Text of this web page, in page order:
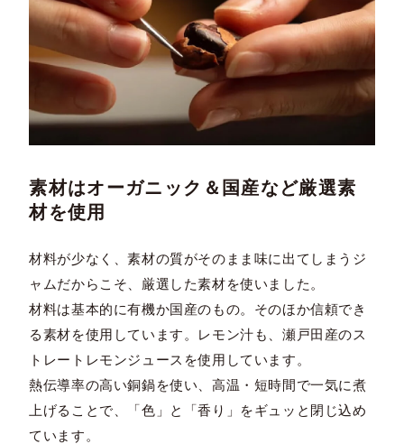
素材はオーガニック＆国産など厳選素
材を使用
材料が少なく、素材の質がそのまま味に出てしまうジ
ャムだからこそ、厳選した素材を使いました。
材料は基本的に有機か国産のもの。そのほか信頼でき
る素材を使用しています。レモン汁も、瀬戸田産のス
トレートレモンジュースを使用しています。
熱伝導率の高い銅鍋を使い、高温・短時間で一気に煮
上げることで、「色」と「香り」をギュッと閉じ込め
ています。